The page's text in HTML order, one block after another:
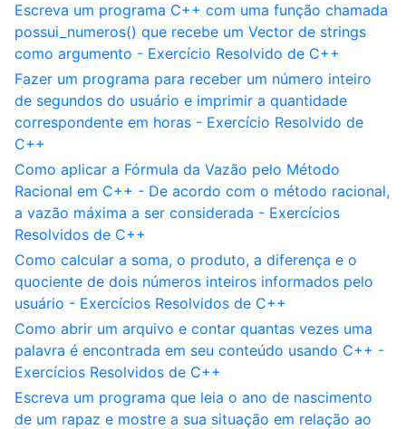
Escreva um programa C++ com uma função chamada
possui_numeros() que recebe um Vector de strings
como argumento - Exercício Resolvido de C++
Fazer um programa para receber um número inteiro
de segundos do usuário e imprimir a quantidade
correspondente em horas - Exercício Resolvido de
C++
Como aplicar a Fórmula da Vazão pelo Método
Racional em C++ - De acordo com o método racional,
a vazão máxima a ser considerada - Exercícios
Resolvidos de C++
Como calcular a soma, o produto, a diferença e o
quociente de dois números inteiros informados pelo
usuário - Exercícios Resolvidos de C++
Como abrir um arquivo e contar quantas vezes uma
palavra é encontrada em seu conteúdo usando C++ -
Exercícios Resolvidos de C++
Escreva um programa que leia o ano de nascimento
de um rapaz e mostre a sua situação em relação ao